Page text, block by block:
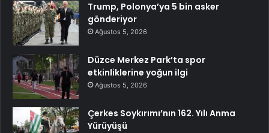
Trump, Polonya’ya 5 bin asker
gönderiyor
Ağustos 5, 2026
Düzce Merkez Park’ta spor
etkinliklerine yoğun ilgi
Ağustos 5, 2026
Çerkes Soykırımı’nın 162. Yılı Anma
Yürüyüşü